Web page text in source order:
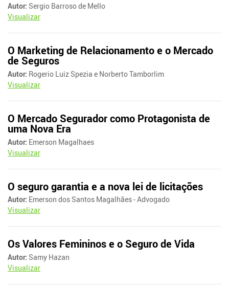
Autor: Sergio Barroso de Mello
Visualizar
O Marketing de Relacionamento e o Mercado
de Seguros
Autor: Rogerio Luiz Spezia e Norberto Tamborlim
Visualizar
O Mercado Segurador como Protagonista de
uma Nova Era
Autor: Emerson Magalhaes
Visualizar
O seguro garantia e a nova lei de licitações
Autor: Emerson dos Santos Magalhães - Advogado
Visualizar
Os Valores Femininos e o Seguro de Vida
Autor: Samy Hazan
Visualizar